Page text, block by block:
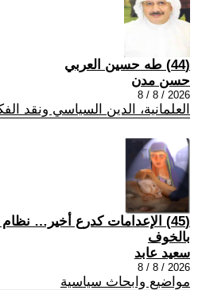
(44) طه حسين العربي
حسن مدن
2026 / 8 / 8
العلمانية، الدين السياسي ونقد
(45) الإعدامات كدرع أخير… نظام
بالخوف
سعيد عابد
2026 / 8 / 8
مواضيع وابحاث سياسية